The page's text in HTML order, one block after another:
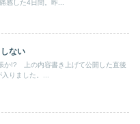
感した4日間。昨...
ない
か!? 上の内容書き上げて公開した直後
りました。...